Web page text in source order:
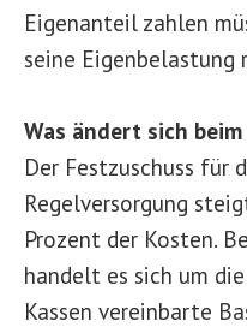
Eigenanteil zahlen
seine Eigenbelastung
Was ändert sich
Der Festzuschuss für
Regelversorgung
Prozent der Kosten.
handelt es sich um
Kassen vereinbarte